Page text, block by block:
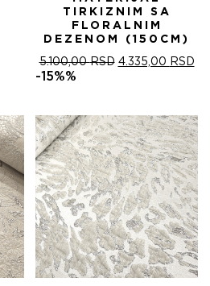
TIRKIZNIM SA
FLORALNIM
DEZENOM (150CM)
5.100,00RSD ОРИГИНАЛНА
5.100,00 RSD.
4.335,00 RSD
-15%%